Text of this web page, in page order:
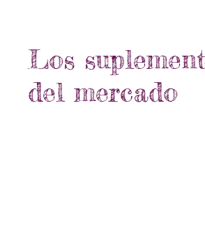
Los
del mercado